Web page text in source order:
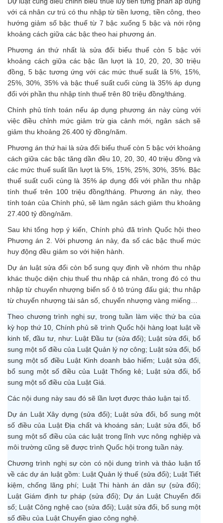
với cá nhân cư trú có thu nhập từ tiền lương, tiền công, theo
hướng giảm số bậc thuế từ 7 bậc xuống 5 bậc và nới rộng
khoảng cách giữa các bậc theo hai phương án.
Phương án thứ nhất là sửa đổi biểu thuế còn 5 bậc với
khoảng cách giữa các bậc lần lượt là 10, 20, 20, 30 triệu
đồng, 5 bậc tương ứng với các mức thuế suất là 5%, 15%,
25%, 30%, 35% và bậc thuế suất cuối cùng là 35% áp dụng
đối với phần thu nhập tính thuế trên 80 triệu đồng/tháng.
Chính phủ tính toán nếu áp dụng phương án này cùng với
việc điều chỉnh mức giảm trừ gia cảnh mới, ngân sách sẽ
giảm thu khoảng 26.400 tỷ đồng/năm.
Phương án thứ hai là sửa đổi biểu thuế còn 5 bậc với khoảng
cách giữa các bậc tăng dần đều 10, 20, 30, 40 triệu đồng và
các mức thuế suất lần lượt là 5%, 15%, 25%, 30%, 35%. Bậc
thuế suất cuối cùng là 35% áp dụng đối với phần thu nhập
tính thuế trên 100 triệu đồng/tháng. Phương án này, theo
tính toán của Chính phủ, sẽ làm ngân sách giảm thu khoảng
27.400 tỷ đồng/năm.
Sau khi tổng hợp ý kiến, Chính phủ đã trình Quốc hội theo
Phương án 2. Với phương án này, đa số các bậc thuế mức
huy động đều giảm so với hiện hành.
Dự án luật sửa đổi còn bổ sung quy định về nhóm thu nhập
khác thuộc diện chịu thuế thu nhập cá nhân, trong đó có thu
nhập từ chuyển nhượng biển số ô tô trúng đấu giá; thu nhập
từ chuyển nhượng tài sản số, chuyển nhượng vàng miếng…
Theo chương trình nghị sự, trong tuần làm việc thứ ba của
kỳ họp thứ 10, Chính phủ sẽ trình Quốc hội hàng loạt luật về
kinh tế, đầu tư, như: Luật Đầu tư (sửa đổi); Luật sửa đổi, bổ
sung một số điều của Luật Quản lý nợ công; Luật sửa đổi, bổ
sung một số điều Luật Kinh doanh bảo hiểm; Luật sửa đổi,
bổ sung một số điều của Luật Thống kê; Luật sửa đổi, bổ
sung một số điều của Luật Giá.
Các nội dung này sau đó sẽ lần lượt được thảo luận tại tổ.
Dự án Luật Xây dựng (sửa đổi); Luật sửa đổi, bổ sung một
số điều của Luật Địa chất và khoáng sản; Luật sửa đổi, bổ
sung một số điều của các luật trong lĩnh vực nông nghiệp và
môi trường cũng sẽ được trình Quốc hội trong tuần này.
Chương trình nghị sự còn có nội dung trình và thảo luận tổ
về các dự án luật gồm: Luật Quản lý thuế (sửa đổi); Luật Tiết
kiệm, chống lãng phí; Luật Thi hành án dân sự (sửa đổi);
Luật Giám định tư pháp (sửa đổi); Dự án Luật Chuyển đổi
số; Luật Công nghệ cao (sửa đổi); Luật sửa đổi, bổ sung một
số điều của Luật Chuyển giao công nghệ.